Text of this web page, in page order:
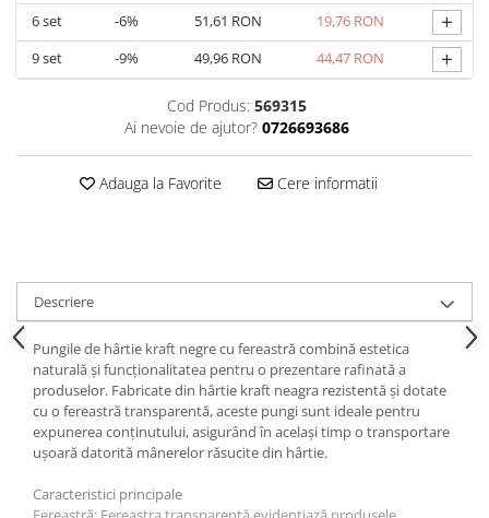
6set -6% 51,61 RON 19,76 RON +
9set -9% 49,96 RON 44,47 RON +
Cod Produs: 569315
Ai nevoie de ajutor? 0726693686
Adauga la Favorite Cere informatii
Descriere
Pungile de hârtie kraft negre cu fereastră combină estetica
naturală și funcționalitatea pentru o prezentare rafinată a
produselor. Fabricate din hârtie kraft neagra rezistentă și dotate
cu o fereastră transparentă, aceste pungi sunt ideale pentru
expunerea conținutului, asigurând în același timp o transportare
ușoară datorită mânerelor răsucite din hârtie.
Caracteristici principale